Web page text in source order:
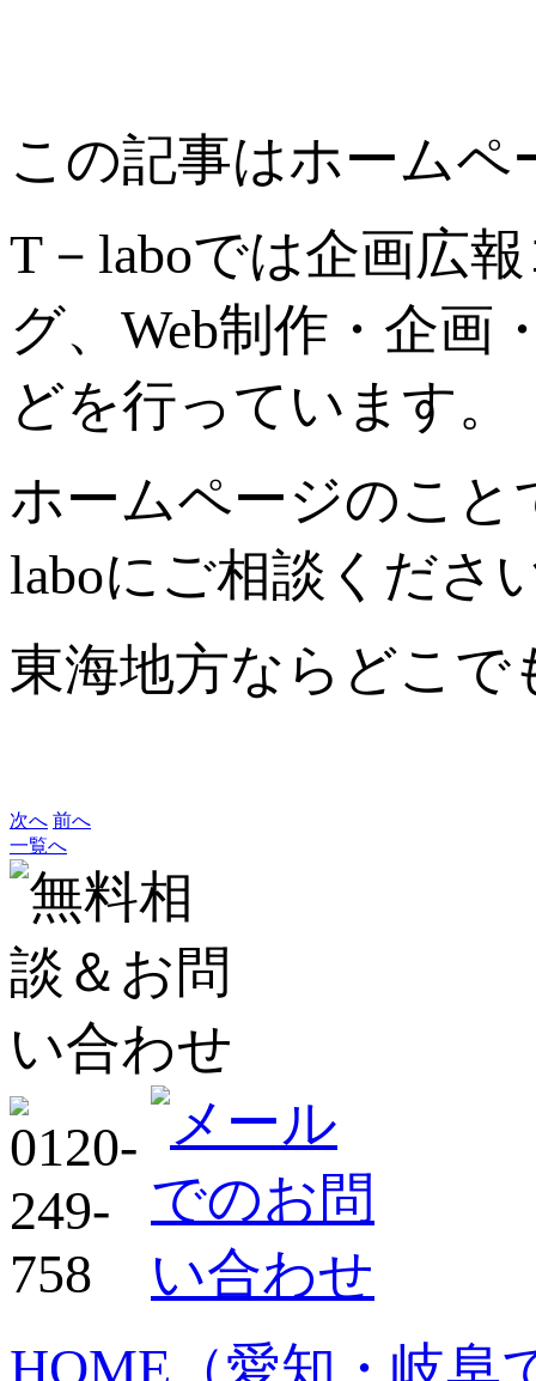
この記事はホームペ
T－laboでは企画広
グ、Web制作・企画
どを行っています。
ホームページのこ
laboにご相談くださ
東海地方ならどこで
次へ 前へ
一覧へ